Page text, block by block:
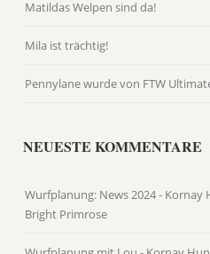
Matildas Welpen sind da!
Mila ist trächtig!
Pennylane wurde von FTW
NEUESTE KOMMENTARE
Wurfplanung: News 2024 - Kornay
Bright Primrose